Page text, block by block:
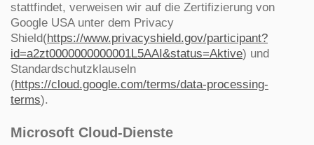
stattfindet, verweisen wir auf die Zertifizierung von
Google USA unter dem Privacy
Shield(https://www.privacyshield.gov/participant?
id=a2zt0000000000001L5AAI&status=Aktive) und
Standardschutzklauseln
(https://cloud.google.com/terms/data-processing-
terms).
Microsoft Cloud-Dienste